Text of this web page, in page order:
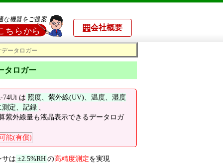
会社概要
ータロガー
タロガー
74Ui は 照度、紫外線(UV)、温度、湿度
測定、記録 、
紫外線量も液晶表示できるデータロガ
能(有償)
サは ±2.5%RH の高精度測定を実現